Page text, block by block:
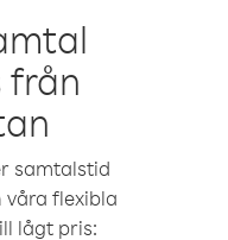
från
samtalstid
våra flexibla
lågt pris: